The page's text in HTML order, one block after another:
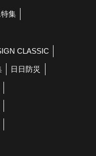
集
CLASSIC
日日防災